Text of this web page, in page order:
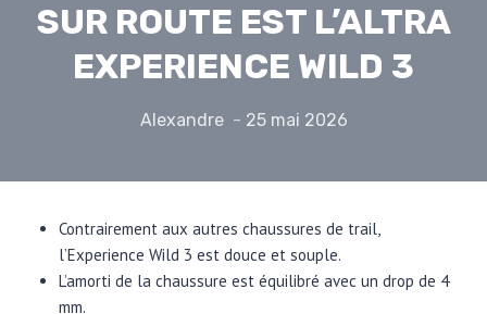
SUR ROUTE EST L’ALTRA
EXPERIENCE WILD 3
Alexandre 25 mai 2026
Contrairement aux autres chaussures de trail,
l’Experience Wild 3 est douce et souple.
L’amorti de la chaussure est équilibré avec un drop de 4
mm.